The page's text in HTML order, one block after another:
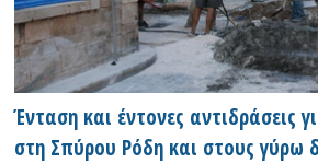
Ένταση και έντονες αντιδράσεις
στη Σπύρου Ρόδη και στους γύρω